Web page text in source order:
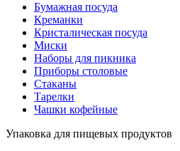
Бумажная посуда
Креманки
Кристалическая посуда
Миски
Наборы для пикника
Приборы столовые
Стаканы
Тарелки
Чашки кофейные
Упаковка для пищевых продуктов